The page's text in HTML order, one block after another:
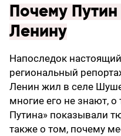
Почему
Ленину
Напоследок
региональный
Ленин жил в селе
многие его не знают,
Путина» показывали
также о том, почему